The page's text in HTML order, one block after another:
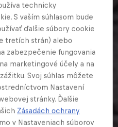
technicky
S vaším súhlasom bude
ďalšie súbory cookie
tretích strán) alebo
zabezpečenie fungovania
marketingové účely a na
Svoj súhlas môžete
Nastavení
stránky. Ďalšie
Zásadách ochrany
v Nastaveniach súborov